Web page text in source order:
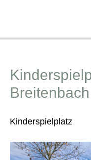
Breitenbach
Kinderspielplatz